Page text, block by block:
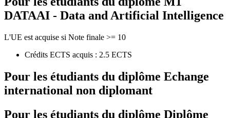
DATAAI - Data and Artificial Intelligence
L'UE est acquise si Note finale >= 10
Crédits ECTS acquis : 2.5 ECTS
Pour les étudiants du diplôme Echange
international non diplomant
Pour les étudiants du diplôme Diplôme